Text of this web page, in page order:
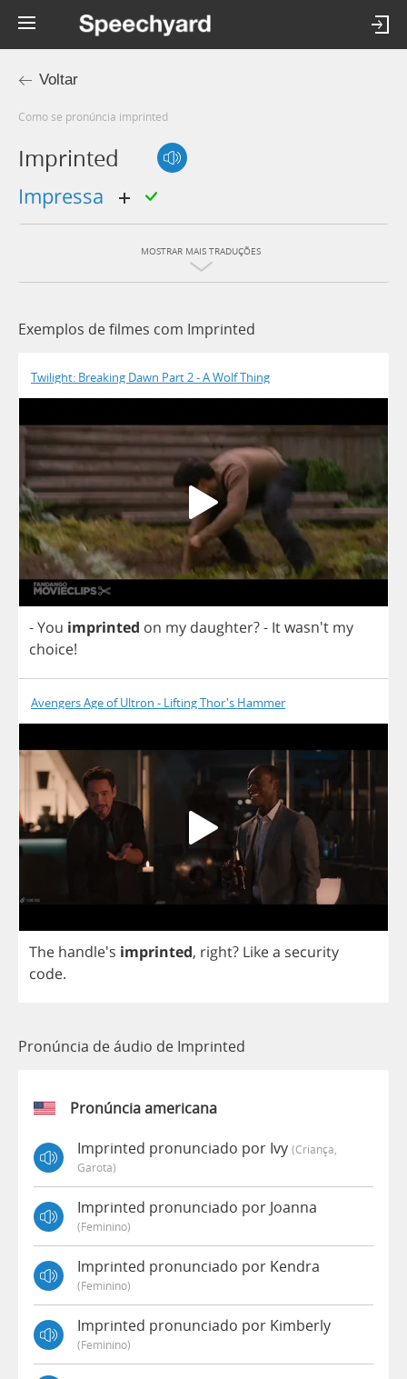
Voltar
Como se pronúncia imprinted
Imprinted
impressa
MOSTRAR MAIS TRADUÇÕES
Exemplos de filmes com Imprinted
Twilight: Breaking Dawn Part 2 - A Wolf Thing
-You imprinted on my daughter?- Itwasn't my
choice!
Avengers Age of Ultron - Lifting Thor's Hammer
The handle's imprinted, right? Likea security
code.
Pronúncia de áudio de Imprinted
Pronúncia americana
Imprinted pronunciado por Ivy (criança,
Garota)
Imprinted pronunciado por Joanna
(feminino)
Imprinted pronunciado por Kendra
(feminino)
Imprinted pronunciado por Kimberly
(feminino)